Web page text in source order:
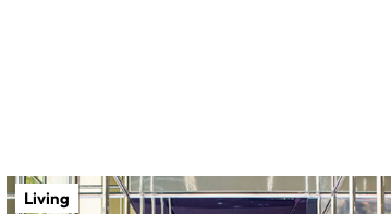
Living